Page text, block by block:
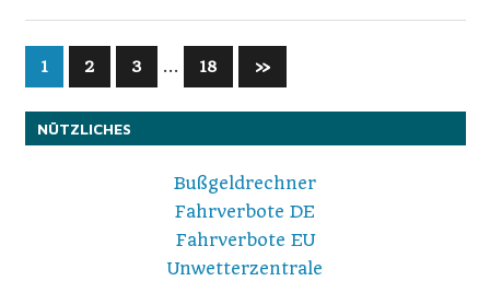
Seitennummerierung
der
Beiträge
1 2 3 … 18
Nächste
Beiträge
»
NÜTZLICHES
Bußgeldrechner
Fahrverbote DE
Fahrverbote EU
Unwetterzentrale